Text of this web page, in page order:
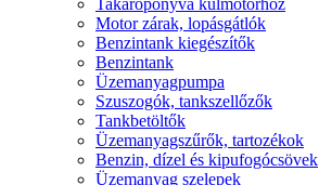
Takaróponyva külmotorhoz
Motor zárak, lopásgátlók
Benzintank kiegészítők
Benzintank
Üzemanyagpumpa
Szuszogók, tankszellőzők
Tankbetöltők
Üzemanyagszűrők, tartozékok
Benzin, dízel és kipufogócsövek
Üzemanyag szelepek